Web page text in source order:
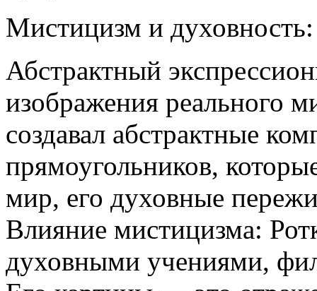
Мистицизм и духовность:
Абстрактный
изображения реального
создавал абстрактные
прямоугольников,
мир, его духовные
Влияние мистицизма:
духовными учениями,